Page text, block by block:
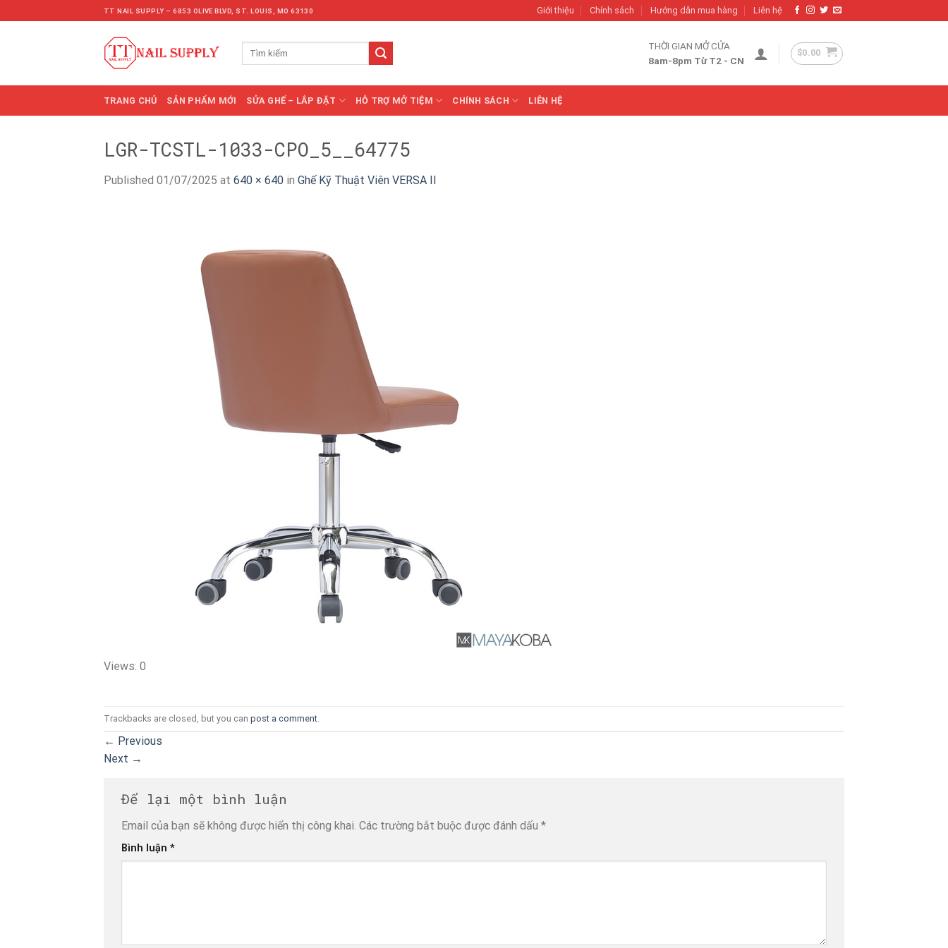
to
TT NAIL SUPPLY – 6853 OLIVE BLVD, ST. LOUIS, MO 63130 Giới thiệu Chính sách Hướng dẫn mua hàng Liên hệ
Tìm
THỜI GIAN MỞ CỬA
8am-8pm Từ T2 - CN
$0.00
TRANG CHỦ SẢN PHẨM MỚI SỬA GHẾ – LẮP ĐẶT HỖ TRỢ MỞ TIỆM CHÍNH SÁCH LIÊN HỆ
LGR-TCSTL-1033-CPO_5__64775
Published 01/07/2025 at 640 × 640 in Ghế Kỹ Thuật Viên VERSA II
Views: 0
Trackbacks are closed, but you can post a comment
← Previous
Next →
Để lại một bình luận
Email của bạn sẽ không được hiển thị công khai. Các trường bắt buộc được đánh dấu *
Bình luận *